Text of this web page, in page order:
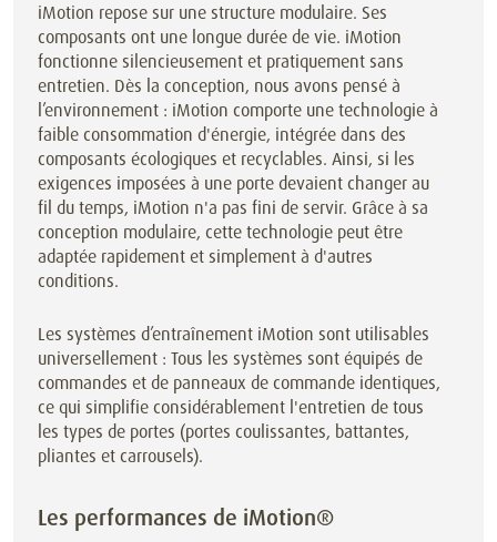
iMotion repose sur une structure modulaire. Ses
composants ont une longue durée de vie. iMotion
fonctionne silencieusement et pratiquement sans
entretien. Dès la conception, nous avons pensé à
l’environnement : iMotion comporte une technologie à
faible consommation d'énergie, intégrée dans des
composants écologiques et recyclables. Ainsi, si les
exigences imposées à une porte devaient changer au
fil du temps, iMotion n'a pas fini de servir. Grâce à sa
conception modulaire, cette technologie peut être
adaptée rapidement et simplement à d'autres
conditions.
Les systèmes d’entraînement iMotion sont utilisables
universellement : Tous les systèmes sont équipés de
commandes et de panneaux de commande identiques,
ce qui simplifie considérablement l'entretien de tous
les types de portes (portes coulissantes, battantes,
pliantes et carrousels).
Les performances de iMotion®